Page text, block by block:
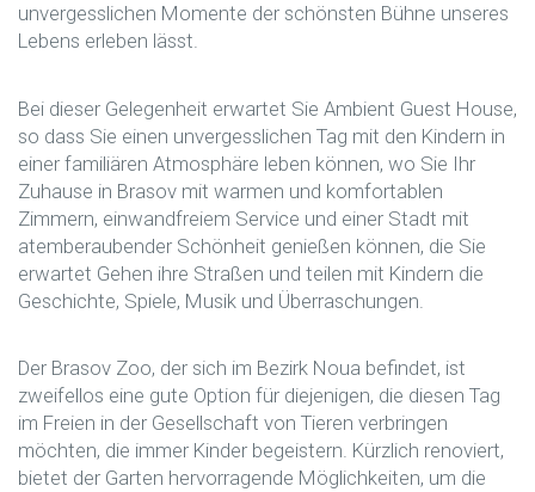
unvergesslichen Momente der schönsten Bühne unseres
Lebens erleben lässt.
Bei dieser Gelegenheit erwartet Sie Ambient Guest House,
so dass Sie einen unvergesslichen Tag mit den Kindern in
einer familiären Atmosphäre leben können, wo Sie Ihr
Zuhause in Brasov mit warmen und komfortablen
Zimmern, einwandfreiem Service und einer Stadt mit
atemberaubender Schönheit genießen können, die Sie
erwartet Gehen ihre Straßen und teilen mit Kindern die
Geschichte, Spiele, Musik und Überraschungen.
Der Brasov Zoo, der sich im Bezirk Noua befindet, ist
zweifellos eine gute Option für diejenigen, die diesen Tag
im Freien in der Gesellschaft von Tieren verbringen
möchten, die immer Kinder begeistern. Kürzlich renoviert,
bietet der Garten hervorragende Möglichkeiten, um die